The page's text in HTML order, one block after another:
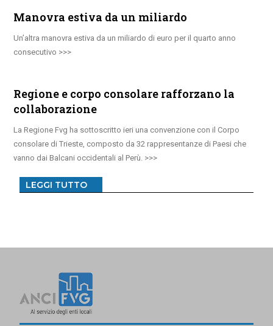
Manovra estiva da un miliardo
Un’altra manovra estiva da un miliardo di euro per il quarto anno
consecutivo
Regione e corpo consolare rafforzano la
collaborazione
La Regione Fvg ha sottoscritto ieri una convenzione con il Corpo
consolare di Trieste, composto da 32 rappresentanze di Paesi che
vanno dai Balcani occidentali al Perù.
LEGGI TUTTO